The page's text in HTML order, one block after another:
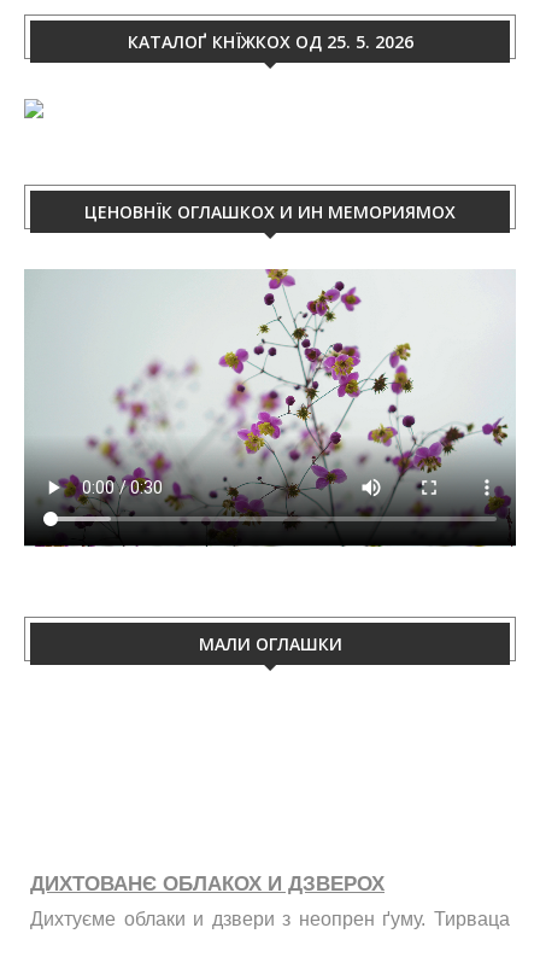
КАТАЛОҐ КНЇЖКОХ ОД 25. 5. 2026
ЦЕНОВНЇК ОГЛАШКОХ И ИН МЕМОРИЯМОХ
МАЛИ ОГЛАШКИ
ДИХТОВАНЄ ОБЛАКОХ И ДЗВЕРОХ
Дихтуєме облаки и дзвери з неопрен ґуму. Тирваца